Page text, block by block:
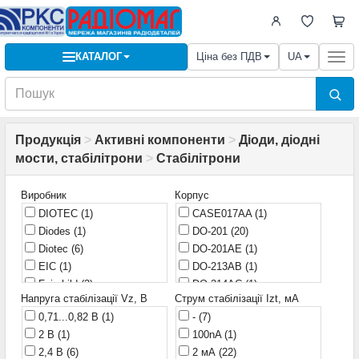
КАТАЛОГ Ціна без ПДВ UA
Продукція > Активні компоненти > Діоди, діодні
мости, стабілітрони > Стабілітрони
Виробник
DIOTEC (1)
Diodes (1)
Diotec (6)
EIC (1)
Fairchild(3)
GENL (1)
HXY(1)
ICC(1)
ITT(1)
Корпус
CASE017AA (1)
DO-201 (20)
DO-201AE (1)
DO-213AB (1)
DO-214AC(1)
DO-236(1)
DO-35
DO-41(103)
KD-2 (1)
Напруга стабілізації Vz, В
0,71...0,82 В (1)
2 В (1)
2,4 В (6)
Струм стабілізації Izt, мА
- (7)
100nA (1)
2 мА (22)